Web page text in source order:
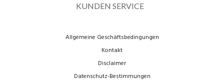
KUNDEN SERVICE
Allgemeine Geschäftsbedingungen
Kontakt
Disclaimer
Datenschutz-Bestimmungen